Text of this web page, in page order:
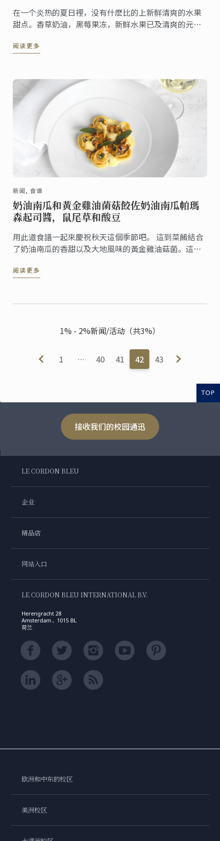
在一个炎热的夏日裡，没有什麽比的上新鲜清爽的水果
甜点。香草奶油，黑莓果冻，新鲜水果已及清爽的元
为您晚餐后提供完美的结局。
阅读更多
新闻, 食谱
奶油南瓜和黃金雞油菌菇餃佐奶油南瓜帕瑪
森起司醬，鼠尾草和酸豆
用此道食譜一起來慶祝秋天這個季節吧。 這到菜餚結合
了奶油南瓜的香甜以及大地風味的黃金雞油菇菌。這道
阅读更多
1% - 2%新闻/活动（共3%）
1 … 40 41 42 43
TOP
接收我们的校园通迅
LE CORDON BLEU
企业
精品店
网站入口
LE CORDON BLEU INTERNATIONAL B.V.
Herengracht 28
Amsterdam , 1015 BL
荷兰
欧洲和中东的校区
美洲校区